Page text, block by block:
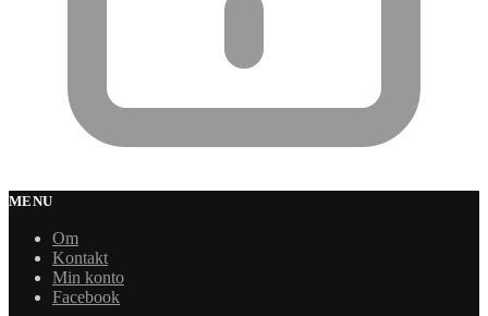
MENU
Om
Kontakt
Min konto
Facebook